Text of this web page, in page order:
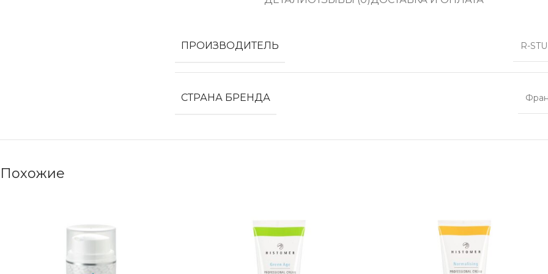
ПРОИЗВОДИТЕЛЬ R-
СТРАНА БРЕНДА
Похожие